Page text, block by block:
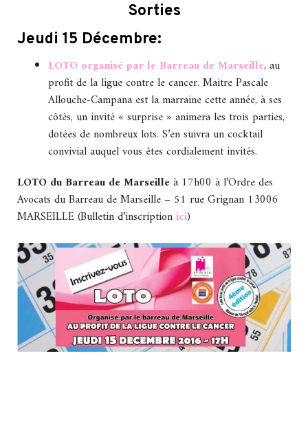
Sorties
Jeudi 15 Décembre:
LOTO organisé par le Barreau de Marseille, au
profit de la ligue contre le cancer. Maitre Pascale
Allouche-Campana est la marraine cette année, à ses
côtés, un invité « surprise » animera les trois parties,
dotées de nombreux lots. S’en suivra un cocktail
convivial auquel vous êtes cordialement invités.
LOTO du Barreau de Marseille à 17h00 à l’Ordre des
Avocats du Barreau de Marseille – 51 rue Grignan 13006
MARSEILLE (Bulletin d’inscriptionici)